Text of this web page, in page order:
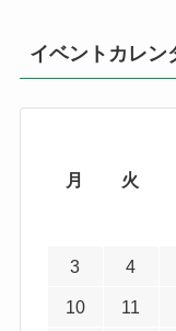
イベントカレン
月
火
3 4
10 11